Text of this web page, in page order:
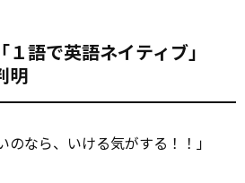
語で英語ネイティブ」
明
のなら、いける気がする！！」